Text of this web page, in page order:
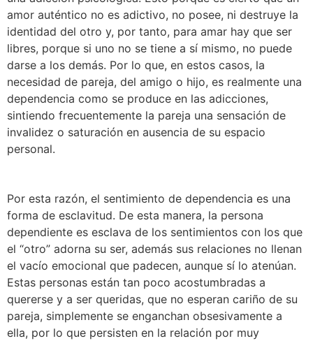
amor auténtico no es adictivo, no posee, ni destruye la
identidad del otro y, por tanto, para amar hay que ser
libres, porque si uno no se tiene a sí mismo, no puede
darse a los demás. Por lo que, en estos casos, la
necesidad de pareja, del amigo o hijo, es realmente una
dependencia como se produce en las adicciones,
sintiendo frecuentemente la pareja una sensación de
invalidez o saturación en ausencia de su espacio
personal.
Por esta razón, el sentimiento de dependencia es una
forma de esclavitud. De esta manera, la persona
dependiente es esclava de los sentimientos con los que
el “otro” adorna su ser, además sus relaciones no llenan
el vacío emocional que padecen, aunque sí lo atenúan.
Estas personas están tan poco acostumbradas a
quererse y a ser queridas, que no esperan cariño de su
pareja, simplemente se enganchan obsesivamente a
ella, por lo que persisten en la relación por muy